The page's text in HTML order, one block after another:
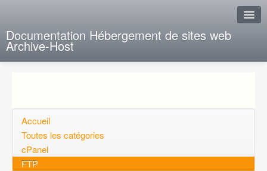
Documentation Hébergement de sites web
Archive-Host
Questions ouvertes
Voulez-vous vous inscrire?
Accueil
Toutes les catégories
cPanel
FTP